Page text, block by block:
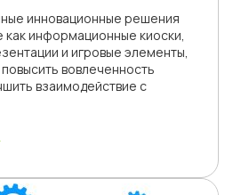
инновационные решения
как информационные киоски,
и игровые элементы,
вовлеченность
взаимодействие с